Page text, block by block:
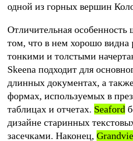
одной из горных вершин
Отличительная особенность
том, что в нем хорошо видна
тонкими и толстыми
Skeena подходит для
длинных документах, а
формах, используемых в
таблицах и отчетах. Seaford
дизайне старинных
засечками. Наконец,